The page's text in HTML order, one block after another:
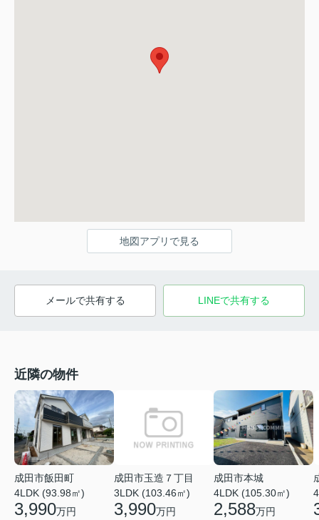
地図アプリで見る
メールで共有する LINEで共有する
近隣の物件
成田市飯田町
4LDK (93.98㎡)
3,990万円
成田市玉造７丁目
3LDK (103.46㎡)
3,990万円
成田市本城
4LDK (105.30㎡)
2,588万円